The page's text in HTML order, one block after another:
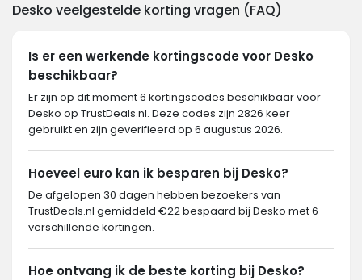
Desko veelgestelde korting vragen (FAQ)
Is er een werkende kortingscode voor Desko
beschikbaar?
Er zijn op dit moment 6 kortingscodes beschikbaar voor
Desko op TrustDeals.nl. Deze codes zijn 2826 keer
gebruikt en zijn geverifieerd op 6 augustus 2026.
Hoeveel euro kan ik besparen bij Desko?
De afgelopen 30 dagen hebben bezoekers van
TrustDeals.nl gemiddeld €22 bespaard bij Desko met 6
verschillende kortingen.
Hoe ontvang ik de beste korting bij Desko?